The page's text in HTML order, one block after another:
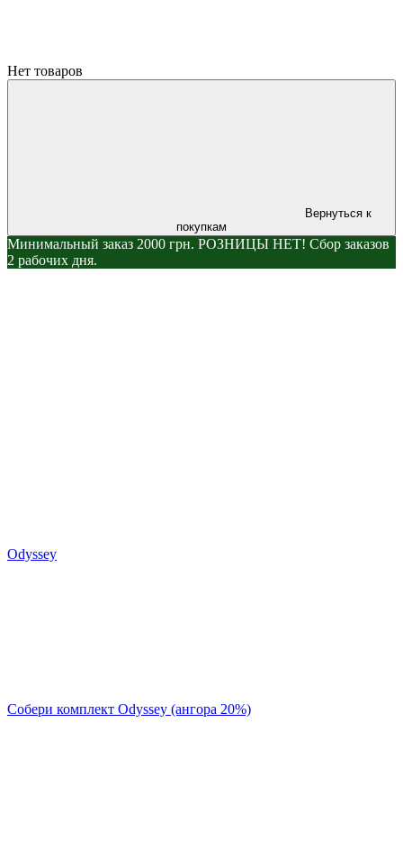
Нет товаров
Вернуться к
покупкам
Минимальный заказ 2000 грн. РОЗНИЦЫ НЕТ! Сбор заказов
2 рабочих дня.
Odyssey
Собери комплект Odyssey (ангора 20%)